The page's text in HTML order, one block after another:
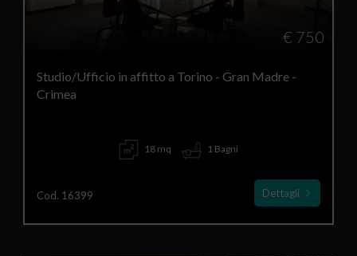
€ 750
Studio/Ufficio in affitto a Torino - Gran Madre -
Crimea
18 mq 1 Bagni
Cod. 16399 Dettagli